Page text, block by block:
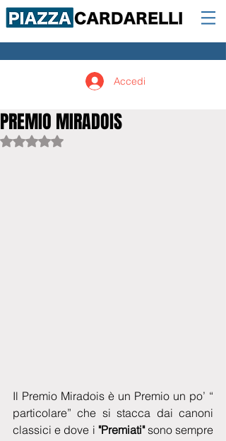
Accedi
PREMIO MIRADOIS
Valutazione NaN stelle su 5.
Il Premio Miradois è un Premio un po’ “
particolare” che si stacca dai canoni
classici e dove i "Premiati" sono sempre